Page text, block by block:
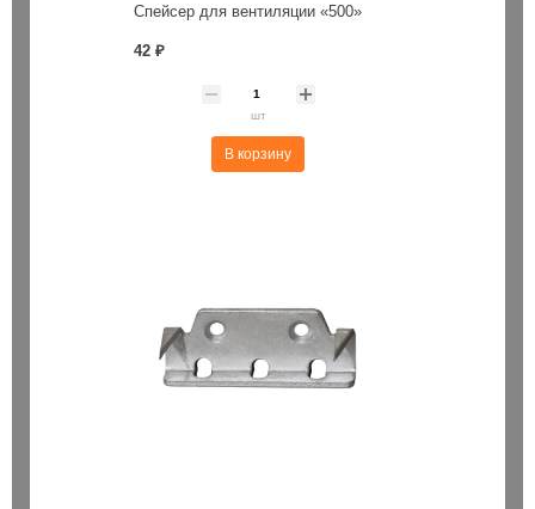
Спейсер для вентиляции «500»
42 ₽
шт
В корзину